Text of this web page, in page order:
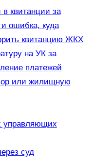
квитанции за
ошибка, куда
квитанцию ЖКХ
на УК за
платежей
или жилищную
управляющих
суд